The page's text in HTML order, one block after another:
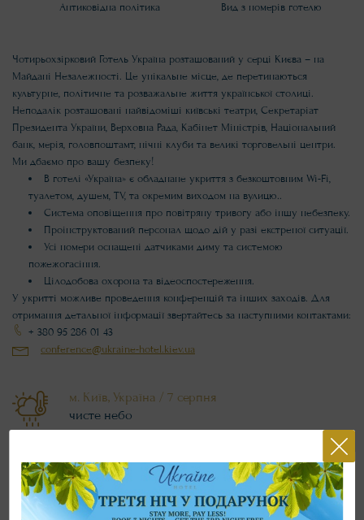
Антиковідна політика Вид з номерів готелю
Чотирьохзірковий Готель Україна розташований у серці Києва – на
Майдані Незалежності. Це унікальне місце, де перетинаються
культурне, політичне та розважальне життя української столиці.
Неподалік розташовані найвідоміші київські театри, Секретаріат
Президента України, Верховна Рада, Кабінет Міністрів, Національний
банк, мерія, головпоштамт, нічні клуби та великі торговельні центри.
Ми дбаємо про вашу безпеку!
В готелі «Україна» є обладнане укриття з безкоштовним Wi-Fi,
туалетом, душем, TV, та окремим виходом на вулицю..
Система оповіщення про повітряну тривогу або іншу небезпеку.
Проінструктований персонал щодо дій у разі екстреної ситуації.
Усі номери оснащені датчиками диму та системою
пожежогасіння.
Цілодобова охорона та відеоспостереження.
У укритті можливе проведення конференцій та інших заходів. Для
отримання детальної інформації звертайтесь за наступними контактами:
+ 380 95 286 01 43
conference@ukraine-hotel.kiev.ua
м. Київ, Україна / 7 серпня
чисте небо
28 °С 05:24 AM(GMT+2)